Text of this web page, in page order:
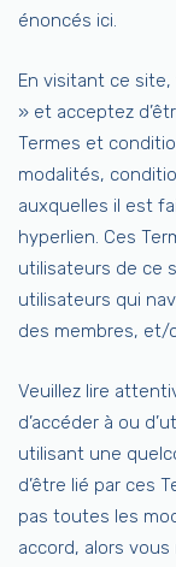
énoncés ici.
En visitant ce
» et acceptez
Termes et
modalités,
auxquelles il est
hyperlien. Ces
utilisateurs de ce
utilisateurs qui
des membres, et/
Veuillez lire
d’accéder à ou
utilisant une
d’être lié par ces
pas toutes les
accord, alors